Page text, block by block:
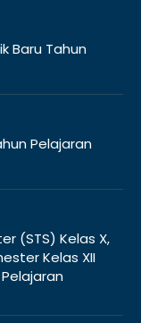
Baru Tahun
Pelajaran
(STS) Kelas X,
Kelas XII